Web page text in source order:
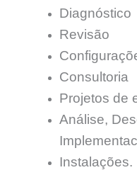
Diagnóstico
Revisão
Consultoria
Projetos de
Análise,
Instalações.